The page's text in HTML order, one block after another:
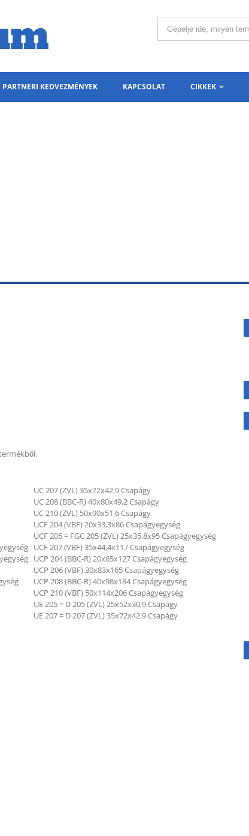
PARTNERI KEDVEZMÉNYEK KAPCSOLAT CIKKEK
UC 207 (ZVL) 35x72x42,9 Csapágy
UC 208 (BBC-R) 40x80x49,2 Csapágy
UC 210 (ZVL) 50x90x51,6 Csapágy
UCF 204 (VBF) 20x33,3x86 Csapágyegység
UCF 205 = FGC 205 (ZVL) 25x35,8x95 Csapágyegység
UCF 207 (VBF) 35x44,4x117 Csapágyegység
UCP 204 (BBC-R) 20x65x127 Csapágyegység
UCP 206 (VBF) 30x83x165 Csapágyegység
UCP 208 (BBC-R) 40x98x184 Csapágyegység
UCP 210 (VBF) 50x114x206 Csapágyegység
UE 205 = D 205 (ZVL) 25x52x30,9 Csapágy
UE 207 = D 207 (ZVL) 35x72x42,9 Csapágy